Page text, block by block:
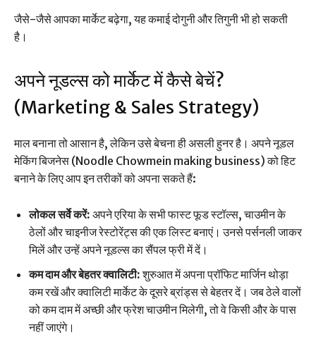
जैसे-जैसे आपका मार्केट बढ़ेगा, यह कमाई दोगुनी और तिगुनी भी हो सकती
है।
अपने नूडल्स को मार्केट में कैसे बेचें?
(Marketing & Sales Strategy)
माल बनाना तो आसान है, लेकिन उसे बेचना ही असली हुनर है। अपने नूडल
मेकिंग बिजनेस (Noodle Chowmein making business) को हिट
बनाने के लिए आप इन तरीकों को अपना सकते हैं:
लोकल सर्वे करें: अपने एरिया के सभी फास्ट फूड स्टॉल्स, चाउमीन के
ठेलों और चाइनीज रेस्टोरेंट्स की एक लिस्ट बनाएं। उनसे पर्सनली जाकर
मिलें और उन्हें अपने नूडल्स का सैंपल फ्री में दें।
कम दाम और बेहतर क्वालिटी:शुरुआत में अपना प्रॉफिट मार्जिन थोड़ा
कम रखें और क्वालिटी मार्केट के दूसरे ब्रांड्स से बेहतर दें। जब ठेले वालों
को कम दाम में अच्छी और फ्रेश चाउमीन मिलेगी, तो वे किसी और के पास
नहीं जाएंगे।